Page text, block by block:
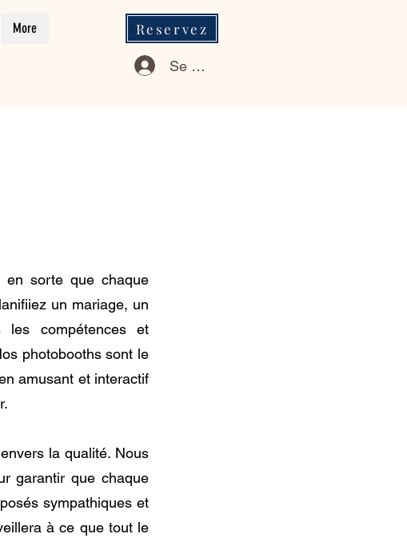
More Reservez
Se connecter
en sorte que chaque
un mariage, un
les compétences et
photobooths sont le
amusant et interactif
la qualité. Nous
garantir que chaque
sympathiques et
à ce que tout le